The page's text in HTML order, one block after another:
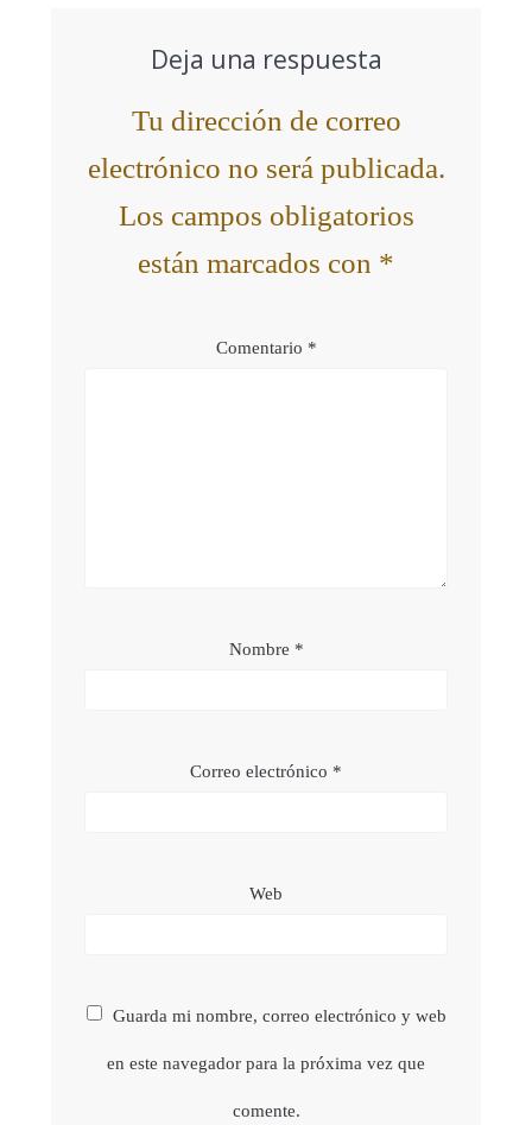
Deja una respuesta
Tu dirección de correo
electrónico no será publicada.
Los campos obligatorios
están marcados con *
Comentario *
Nombre *
Correo electrónico *
Web
Guarda mi nombre, correo electrónico y web
en este navegador para la próxima vez que
comente.